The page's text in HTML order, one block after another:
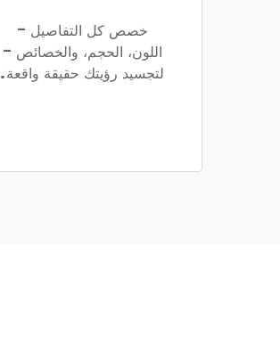
خصص كل التفاصيل –
اللون، الحجم، والخصائص –
لتجسيد رؤيتك حقيقة واقعة.